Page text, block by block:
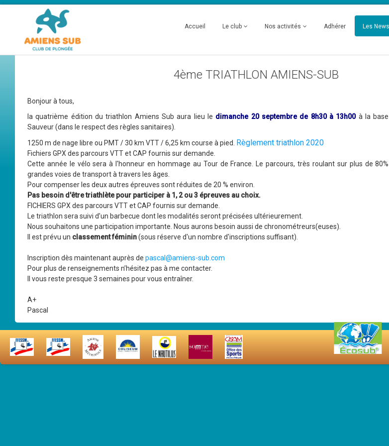
Accueil Le club Nos activités Adhérer Les News
4ème TRIATHLON AMIENS-SUB
Bonjour à tous,
la quatrième édition du triathlon Amiens Sub aura lieu le dimanche 20 septembre de 8h30 à 13h00à la base
Sauveur (dans le respect des règles sanitaires).
1250 m de nage libre ou PMT / 30 km VTT / 6,25 km course à pied. Règlement triathlon 2020
Fichiers GPX des parcours VTT et CAP fournis sur demande.
Cette année le vélo sera à l'honneur en hommage au Tour de France. Le parcours, très roulant sur plus de
grandes voies de transport à travers les âges.
Pour compenser les deux autres épreuves sont réduites de 20 % environ.
Pas besoin d'être triathlète pour participer à 1, 2 ou 3 épreuves au choix.
FICHIERS GPX des parcours VTT et CAP fournis sur demande.
Le triathlon sera suivi d’un barbecue dont les modalités seront précisées ultérieurement.
Nous souhaitons une participation importante. Nous aurons besoin aussi de chronométreurs(euses).
Il est prévu un classement féminin(sous réserve d'un nombre d'inscriptions suffisant).
Inscription dès maintenant auprès de pascal@amiens-sub.com
Pour plus de renseignements n’hésitez pas à me contacter.
Il vous reste presque 3 semaines pour vous entraîner.
A+
Pascal